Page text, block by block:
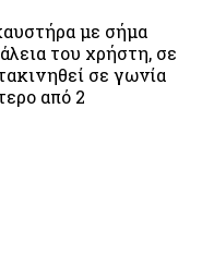
με σήμα
του χρήστη, σε
σε γωνία
από 2